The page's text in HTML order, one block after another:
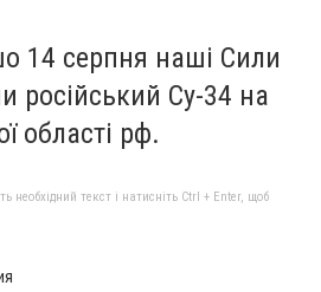
14 серпня наші Сили
російський Су-34 на
області рф.
необхідний текст і натисніть Ctrl + Enter, щоб